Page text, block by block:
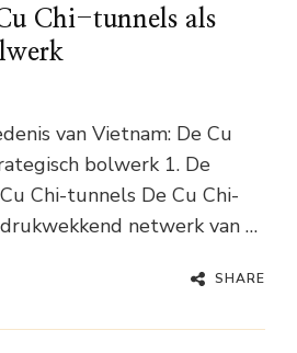
Chi-tunnels als
van Vietnam: De Cu
bolwerk 1. De
Chi-tunnels De Cu Chi-
netwerk van …
SHARE